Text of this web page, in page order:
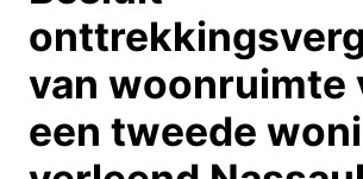
van woonruimte
een tweede